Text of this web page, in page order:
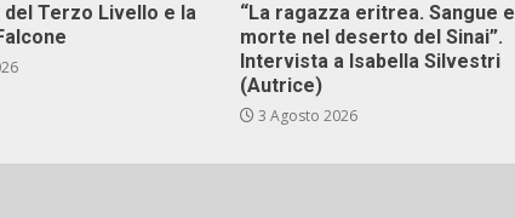
del Terzo Livello e la
“La ragazza eritrea. Sangue e
morte nel deserto del Sinai”.
Intervista a Isabella Silvestri
(Autrice)
3 Agosto 2026